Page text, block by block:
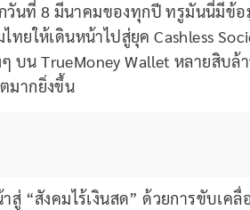
วันที่ 8 มีนาคมของทุกปี ทรูมันนี่มีข้
ยให้เดินหน้าไปสู่ยุค Cashless
ๆ บน TrueMoney Wallet หลายสิ
มากยิ่งขึ้น
“สังคมไร้เงินสด” ด้วยการขับเ